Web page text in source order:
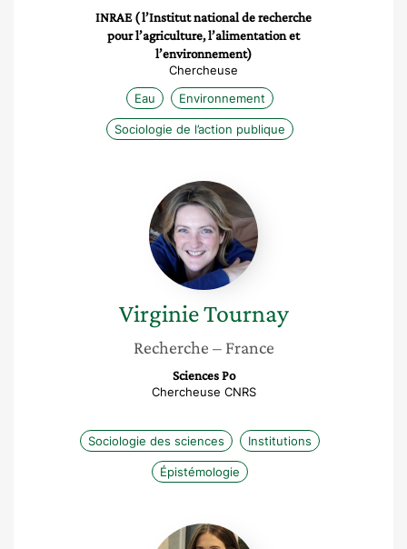
INRAE ( l’Institut national de recherche
pour l’agriculture, l’alimentation et
l’environnement)
Chercheuse
Eau
Environnement
Sociologie de l’action publique
Virginie
Tournay
VirginieTournay
Recherche – France
Sciences Po
Chercheuse CNRS
Sociologie des sciences Institutions
Épistémologie
Rym